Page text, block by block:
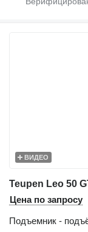
ВИДЕО
Teupen Leo 50
Цена по запросу
Подъемник -